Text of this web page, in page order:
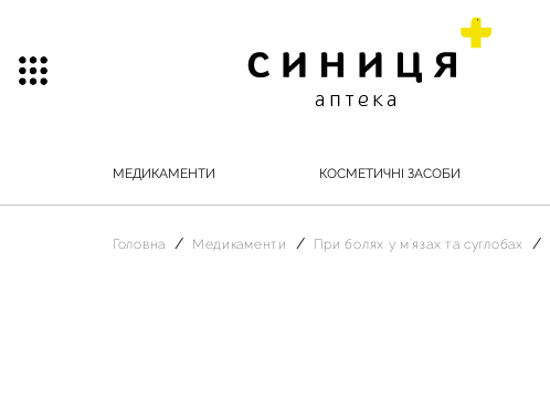
МЕДИКАМЕНТИ КОСМЕТИЧНІ ЗАСОБИ
Головна Медикаменти При болях у м`язах та суглобах